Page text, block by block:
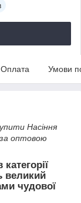
Оплата Умови
Насіння
за оптовою
категорії
великий
чудової